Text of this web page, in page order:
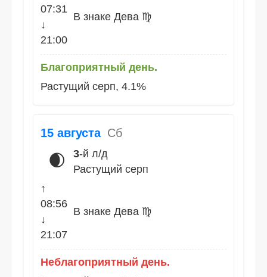
07:31
↓
21:00
В знаке Дева ♍
Благоприятный день.
Растущий серп, 4.1%
15 августа Сб
🌒 3-й л/д
Растущий серп
↑
08:56
↓
21:07
В знаке Дева ♍
Неблагоприятный день.